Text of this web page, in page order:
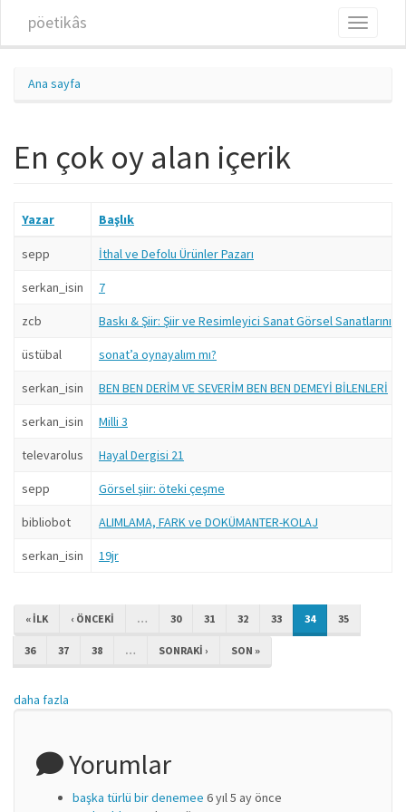
pöetikâs
Toggle
Ana sayfa
En çok oy alan içerik
Yazar Başlık
sepp İthal ve Defolu Ürünler Pazarı
serkan_isin 7
zcb Baskı & Şiir: Şiir ve Resimleyici Sanat Görsel Sanatlarını
üstübal sonat’a oynayalım mı?
serkan_isin BEN BEN DERİM VE SEVERİM BEN BEN DEMEYİ BİLENLERİ
serkan_isin Milli 3
televarolus Hayal Dergisi 21
sepp Görsel şiir: öteki çeşme
bibliobot ALIMLAMA, FARK ve DOKÜMANTER-KOLAJ
serkan_isin 19jr
« ILK ‹ ÖNCEKI … 30 31 32 33 34 35
36 37 38 … SONRAKI › SON »
daha fazla
Yorumlar
başka türlü bir denemee 6 yıl 5 ay önce